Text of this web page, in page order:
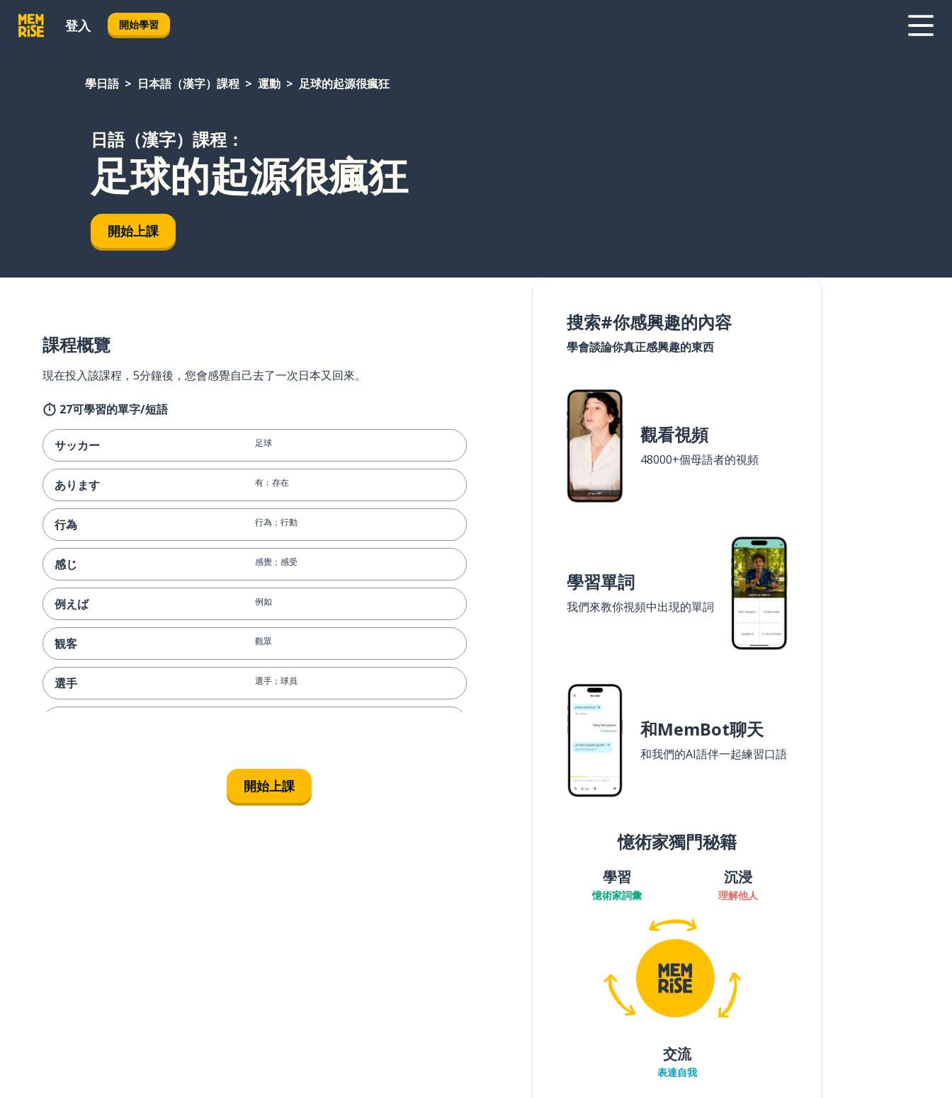
登入 開始學習
學日語 日本語（漢字）課程 運動 足球的起源很瘋狂
日語（漢字）課程：
足球的起源很瘋狂
開始上課
課程概覽
現在投入該課程，5分鐘後，您會感覺自己去了一次日本又回來。
27可學習的單字/短語
サッカー 足球
あります 有﹔存在
行為 行為；行動
感じ 感覺；感受
例えば 例如
観客 觀眾
選手 選手；球員
開始上課
搜索#你感興趣的內容
學會談論你真正感興趣的東西
觀看視頻
48000+個母語者的視頻
學習單詞
我們來教你視頻中出現的單詞
和MemBot聊天
和我們的AI語伴一起練習口語
憶術家獨門秘籍
學習
憶術家詞彙
沉浸
理解他人
交流
表達自我